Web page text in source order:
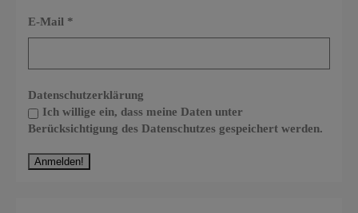
E-Mail *
Datenschutzerklärung
Ich willige ein, dass meine Daten unter
Berücksichtigung des Datenschutzes gespeichert werden.